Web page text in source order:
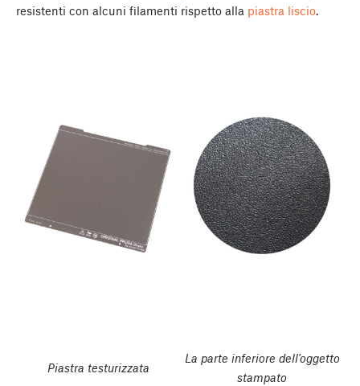
resistenti con alcuni filamenti rispetto alla piastra liscio.
Piastra testurizzata
La parte inferiore dell'oggetto
stampato